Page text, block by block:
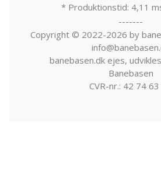
* Produktionstid: 4,11
-------
Copyright © 2022-2026 by
banebasen.dk ejes,
Banebasen
CVR-nr.: 42 74